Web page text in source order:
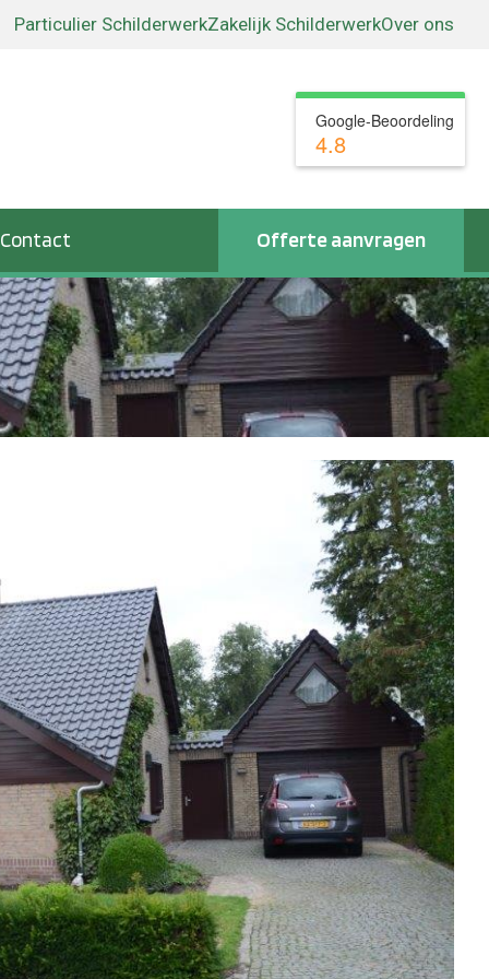
Particulier SchilderwerkZakelijk SchilderwerkOver ons
Google-Beoordeling
4.8
Contact Offerte aanvragen